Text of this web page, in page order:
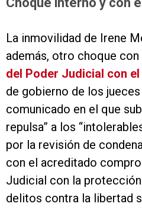
La inmovilidad de Irene
además, otro choque con
del Poder Judicial con
de gobierno de los
comunicado en el que
repulsa” a los
por la revisión de
con el acreditado
Judicial con la
delitos contra la libertad